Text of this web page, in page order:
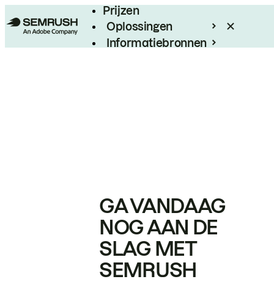
Prijzen
Oplossingen
Informatiebronnen
GA VANDAAG
NOG AAN DE
SLAG MET
SEMRUSH